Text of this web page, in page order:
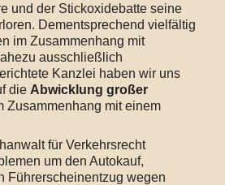
und der Stickoxidebatte seine
Dementsprechend vielfältig
im Zusammenhang mit
ausschließlich
Kanzlei haben wir uns
die Abwicklung großer
Zusammenhang mit einem
für Verkehrsrecht
um den Autokauf,
Führerscheinentzug wegen